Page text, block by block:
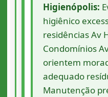
Higienópolis:
higiênico
residências Av
Condomínios
orientem
adequado
Manutenção